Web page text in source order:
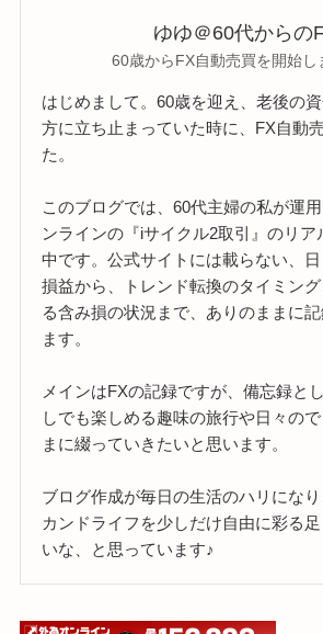
ゆゆ＠60代からの
60歳からFX自動売買を開始し
はじめまして。60歳を迎え、老後の
方に立ち止まっていた時に、FX自動
た。
このブログでは、60代主婦の私が運
ンラインの『iサイクル2取引』のリア
中です。公式サイトには載らない、
損益から、トレンド転換のタイミン
る含み損の状況まで、ありのままに
ます。
メインはFXの記録ですが、備忘録と
しでも楽しめる趣味の旅行や日々の
まに綴っていきたいと思います。
ブログ作成が毎日の生活のハリにな
カンドライフを少しだけ自由に彩る
いな、と思っています♪